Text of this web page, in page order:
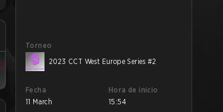
Torneo
2023 CCT West Europe Series #2
Fecha
11 March
Hora de inicio
15:54